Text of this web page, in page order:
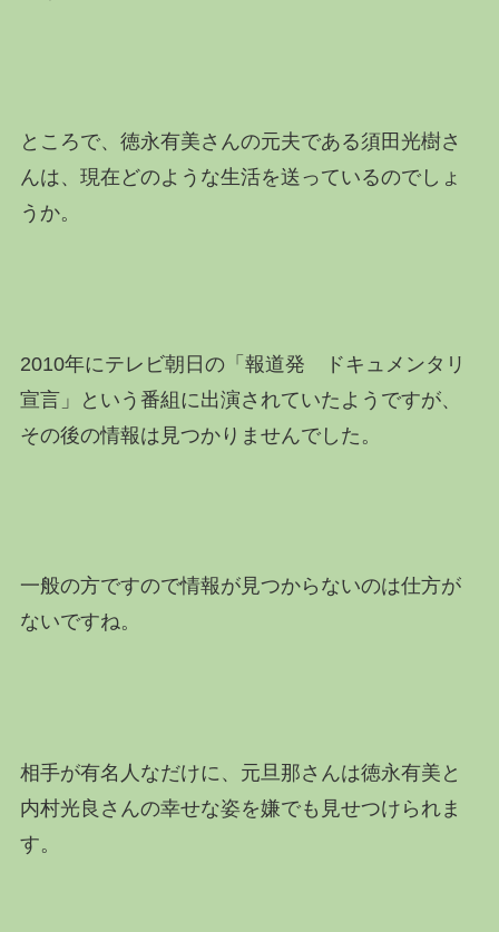
ところで、徳永有美さんの元夫である須田光樹さ
んは、現在どのような生活を送っているのでしょ
うか。
2010年にテレビ朝日の「報道発 ドキュメンタリ
宣言」という番組に出演されていたようですが、
その後の情報は見つかりませんでした。
一般の方ですので情報が見つからないのは仕方が
ないですね。
相手が有名人なだけに、元旦那さんは徳永有美と
内村光良さんの幸せな姿を嫌でも見せつけられま
す。